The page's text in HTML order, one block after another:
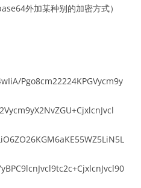
外加某种别的加密方式）
Pgo8cm22224KPGVycm9y